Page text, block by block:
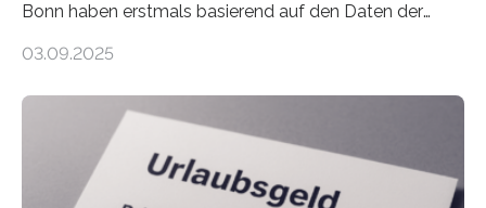
Bonn haben erstmals basierend auf den Daten der
Landkreise mit den meisten Gründungen von
ist demnach Berlin. Betrachtet man nur die Gründungen
der Freiberuflerinnen, so liegt Leipzig an der Spitze. In
Berlin starteten in 2024 die meisten Personen in eine
eigene freiberufliche Existenz, dahinter folgten die
03.09.2025